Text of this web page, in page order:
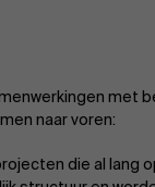
met
naar voren:
die al lang